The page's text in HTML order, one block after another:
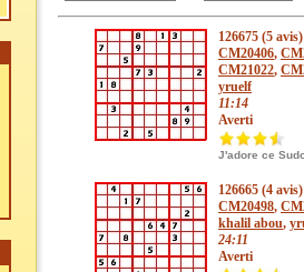
126675 (5 avis)
CM20406,
CM21022,
yruelf
11:14
Averti
J'adore ce
126665 (4 avis)
CM20498,
khalil abou,
24:11
Averti